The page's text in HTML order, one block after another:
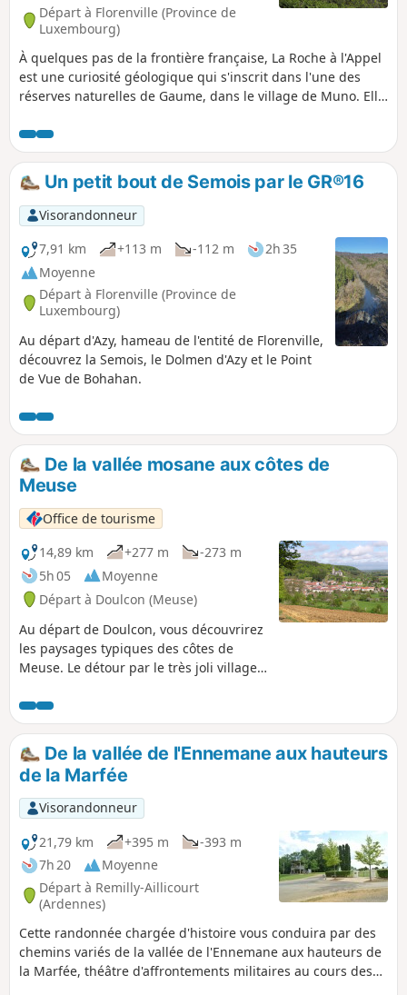
Départ à Florenville (Province de
Luxembourg)
À quelques pas de la frontière française, La Roche à l'Appel
est une curiosité géologique qui s'inscrit dans l'une des
réserves naturelles de Gaume, dans le village de Muno. Elle
d'énormes blocs de poudingue de Fépin.
Un petit bout de Semois par le GR®16
Visorandonneur
7,91 km
+113 m -112 m
2h 35
Moyenne
Départ à Florenville (Province de
Luxembourg)
Au départ d'Azy, hameau de l'entité de Florenville,
découvrez la Semois, le Dolmen d'Azy et le Point
de Vue de Bohahan.
De la vallée mosane aux côtes de
Meuse
Office de tourisme
14,89 km
+277 m
-273 m
5h 05
Moyenne
Départ à Doulcon (Meuse)
Au départ de Doulcon, vous découvrirez
les paysages typiques des côtes de
Meuse. Le détour par le très joli village
belles surprises architecturales ! Vous
rejoindrez ensuite le village de Sassey-
sur-Meuse par la côte avant de
rejoindre Dun-sur-Meuse puis Doulcon
par le halage le long de la Meuse
navigable. Passant par 4 communes :
Dun-sur-Meuse, Doulcon, Mont-devant-
Sassey, Sassey-sur-Meuse, vous avez la
possibilité de partir au départ de l'une
d'entre elles. Vous avez aussi la
possibilité de fractionner cette balade
pour la raccourcir ou d'éviter la forêt en
période de chasse.
De la vallée de l'Ennemane aux hauteurs
de la Marfée
Visorandonneur
21,79 km
+395 m
-393 m
7h 20
Moyenne
Départ à Remilly-Aillicourt
(Ardennes)
Cette randonnée chargée d'histoire vous conduira par des
chemins variés de la vallée de l'Ennemane aux hauteurs de
la Marfée, théâtre d'affrontements militaires au cours des